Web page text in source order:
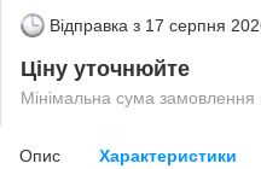
Відправка з 17 серпня
Ціну уточнюйте
Мінімальна сума
Опис Характеристики